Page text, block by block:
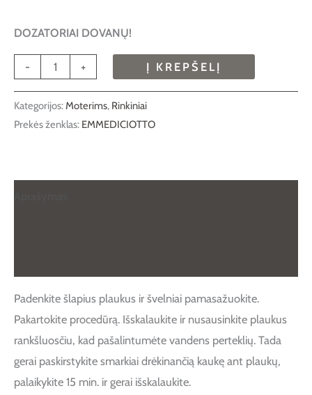
DOZATORIAI DOVANŲ!
- + Į KREPŠELĮ
Kategorijos:Moterims, Rinkiniai
Prekės ženklas: EMMEDICIOTTO
Padenkite šlapius plaukus ir švelniai pamasažuokite.
Pakartokite procedūrą. Išskalaukite ir nusausinkite plaukus
rankšluosčiu, kad pašalintumėte vandens perteklių. Tada
gerai paskirstykite smarkiai drėkinančią kaukę ant plaukų,
palaikykite 15 min. ir gerai išskalaukite.